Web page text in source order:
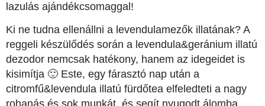
lazulás ajándékcsomaggal!
Ki ne tudna ellenállni a levendulamezők illatának? A
reggeli készülődés során a levendula&geránium illatú
dezodor nemcsak hatékony, hanem az idegeidet is
kisimítja 🙂 Este, egy fárasztó nap után a
citromfű&levendula illatú fürdőtea elfeledteti a nagy